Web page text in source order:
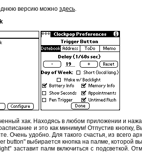
версию можно здесь.
хак. Находясь в любом приложении и
и это как минимум! Отпустив кнопку,
Очень удобно. Для такого счастья, из всего
button" выбирается кнопка на палме, которой
заставит палм включиться с подсветкой.